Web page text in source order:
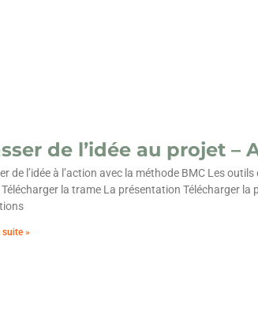
de l’idée au projet –
de l’idée à l’action avec la méthode BMC Les
Télécharger la trame La présentation Télécharger la
suite »